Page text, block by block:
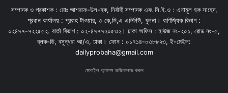
সম্পাদক ও প্রকাশক : মোঃ আশরাফ-উল-হক, নির্বাহী সম্পাদক এবং সি.ই.ও : এনামুল হক সাহেদ,
প্রধান কার্যালয় : প্রবাহ টাওয়ার, ৩ কে,ডি,এ এভিনিউ, খুলনা। বাণিজ্যিক বিভাগ :
০২৪৭৭-৭২২৫৫২. বার্তা বিভাগ : ০২-৪৭৭৭২০৫৩২। ঢাকা অফিস : হাউজ নং-২০১, রোড নং-৫,
ব্লক-ডি, বসুন্ধরা আ/এ, ঢাকা। ফোন : ০১৭১৪-০৩৮৮২৩, ই-মেইল:
dailyprobaha@gmail.com
মোবাইল অ্যাপস ডাউনলোড করুন